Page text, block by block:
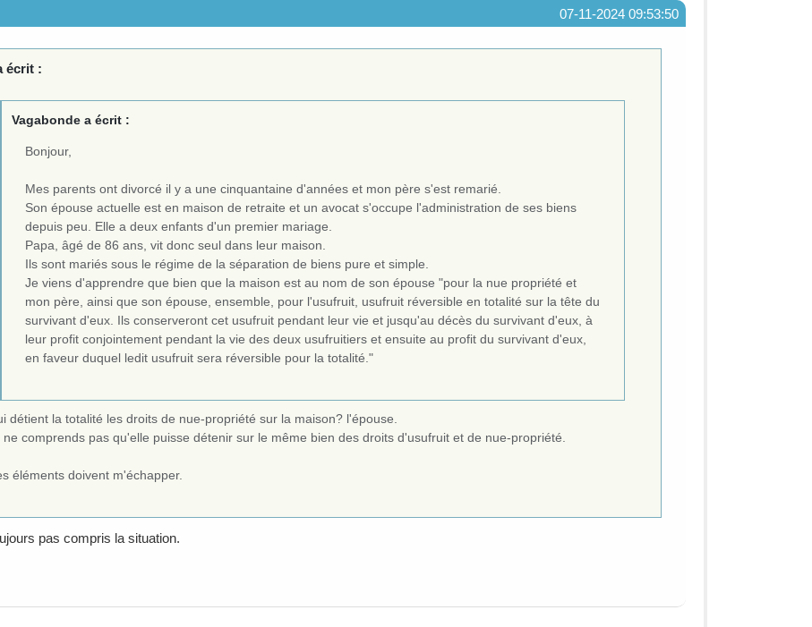
07-11-2024 09:53:50
écrit :
Vagabonde a écrit :
Bonjour,
Mes parents ont divorcé il y a une cinquantaine d'années et mon père s'est remarié.
Son épouse actuelle est en maison de retraite et un avocat s'occupe l'administration de ses biens
depuis peu. Elle a deux enfants d'un premier mariage.
Papa, âgé de 86 ans, vit donc seul dans leur maison.
Ils sont mariés sous le régime de la séparation de biens pure et simple.
Je viens d'apprendre que bien que la maison est au nom de son épouse "pour la nue propriété et
mon père, ainsi que son épouse, ensemble, pour l'usufruit, usufruit réversible en totalité sur la tête du
survivant d'eux. Ils conserveront cet usufruit pendant leur vie et jusqu'au décès du survivant d'eux, à
leur profit conjointement pendant la vie des deux usufruitiers et ensuite au profit du survivant d'eux,
en faveur duquel ledit usufruit sera réversible pour la totalité."
détient la totalité les droits de nue-propriété sur la maison? l'épouse.
ne comprends pas qu'elle puisse détenir sur le même bien des droits d'usufruit et de nue-propriété.
éléments doivent m'échapper.
pas compris la situation.